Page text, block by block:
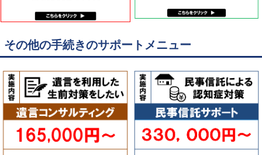
その他の手続きのサポートメニュー